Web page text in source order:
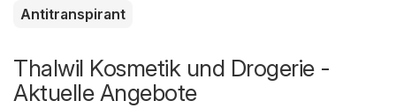
Antitranspirant
Thalwil Kosmetik und Drogerie -
Aktuelle Angebote